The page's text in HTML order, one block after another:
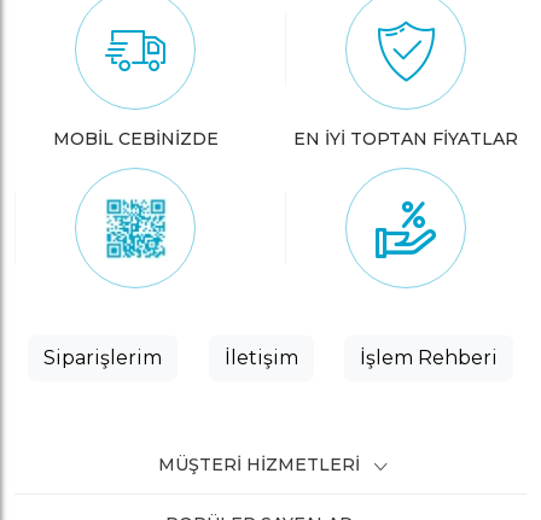
MOBİL CEBİNİZDE EN İYİ TOPTAN FİYATLAR
Siparişlerim İletişim İşlem Rehberi
MÜŞTERI HIZMETLERI